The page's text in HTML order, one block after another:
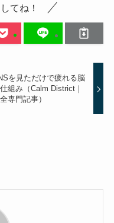
てね！
を見ただけで疲れる脳
組み（Calm District｜
専門記事）